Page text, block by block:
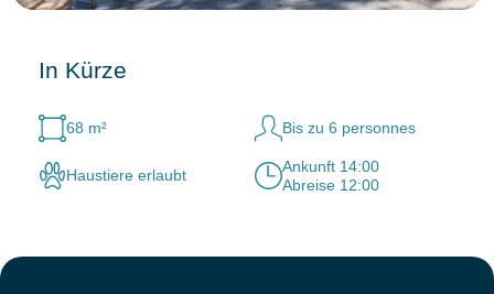
In Kürze
68 m² Bis zu 6 personnes
Haustiere erlaubt
Ankunft 14:00
Abreise 12:00